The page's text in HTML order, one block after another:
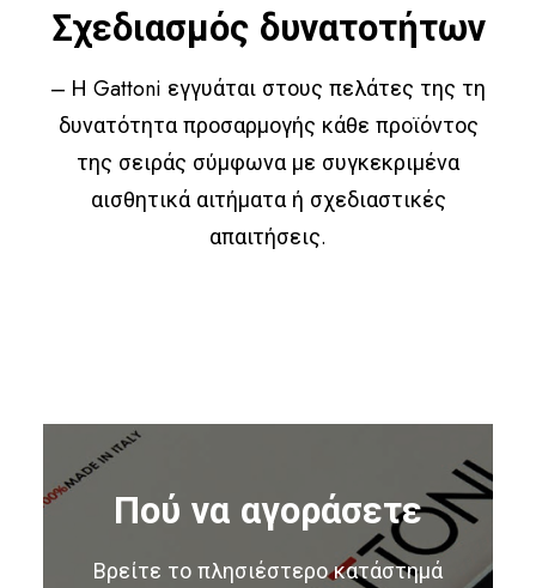
Σχεδιασμός δυνατοτήτων
– Η Gattoni εγγυάται στους πελάτες της τη
δυνατότητα προσαρμογής κάθε προϊόντος
της σειράς σύμφωνα με συγκεκριμένα
αισθητικά αιτήματα ή σχεδιαστικές
απαιτήσεις.
Πού να αγοράσετε
Βρείτε το πλησιέστερο κατάστημά